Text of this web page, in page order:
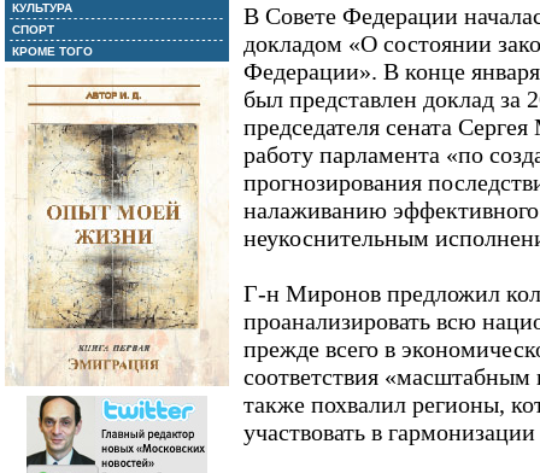
КУЛЬТУРА
СПОРТ
КРОМЕ ТОГО
В Совете Федерации
докладом «О состоянии
Федерации». В конце
был представлен доклад за
председателя сената
работу парламента «по
прогнозирования
налаживанию эффективного
неукоснительным
Г-н Миронов предложил
проанализировать всю
прежде всего в
соответствия
также похвалил регионы,
участвовать в гармонизации